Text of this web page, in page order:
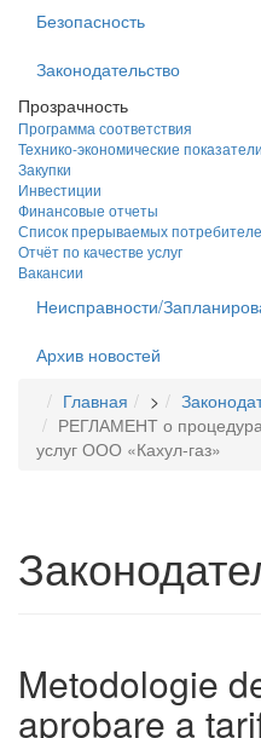
Безопасность
Законодательство
Прозрачность
Программа соответствия
Технико-экономические показатели
Закупки
Инвестиции
Финансовые отчеты
Список прерываемых
Отчёт по качестве услуг
Вакансии
Неисправности/
Архив новостей
Главная
>
РЕГЛАМЕНТ о
услуг ООО «Кахул-газ»
Metodologie
aprobare a